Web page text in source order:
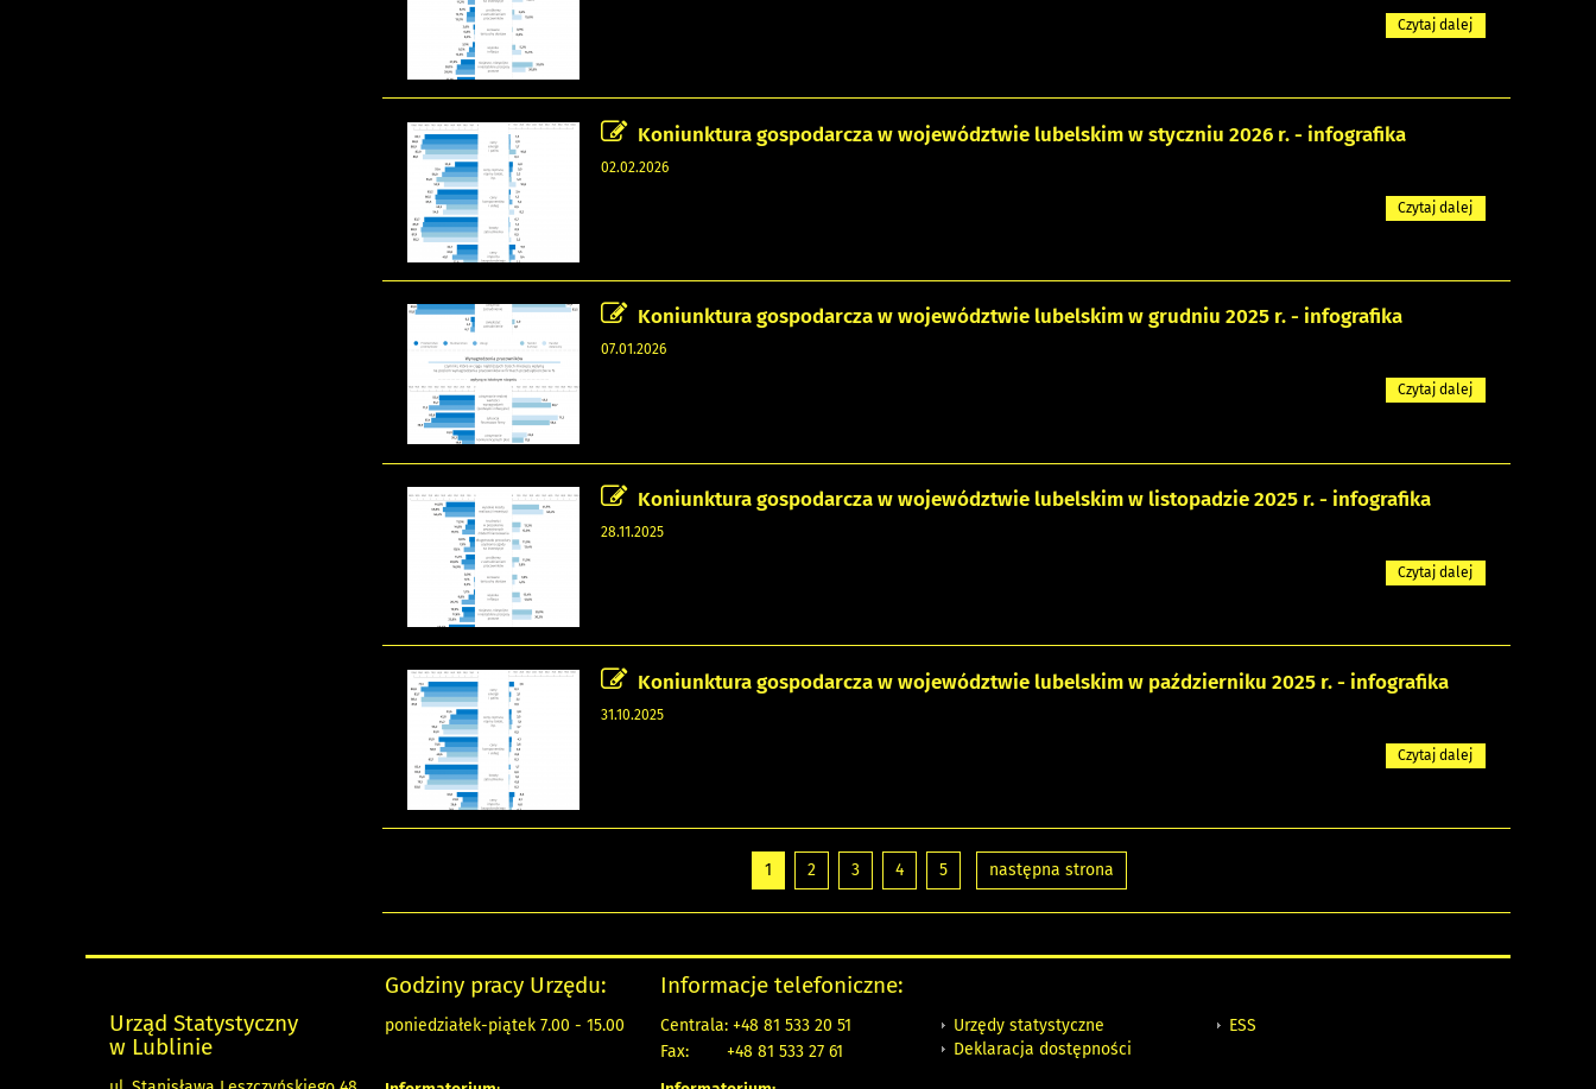
Czytaj dalej
Koniunktura gospodarcza w województwie lubelskim w styczniu 2026 r. - infografika
02.02.2026
Czytaj dalej
Koniunktura gospodarcza w województwie lubelskim w grudniu 2025 r. - infografika
07.01.2026
Czytaj dalej
Koniunktura gospodarcza w województwie lubelskim w listopadzie 2025 r. - infografika
28.11.2025
Czytaj dalej
Koniunktura gospodarcza w województwie lubelskim w październiku 2025 r. - infografika
31.10.2025
Czytaj dalej
1 2 3 4 5 następna strona
Urząd Statystyczny
w Lublinie
Godziny pracy Urzędu:
poniedziałek-piątek 7.00 - 15.00
Informacje telefoniczne:
Centrala: +48 81 533 20 51
Fax:
+48 81 533 27 61
Urzędy statystyczne
Deklaracja dostępności
ESS